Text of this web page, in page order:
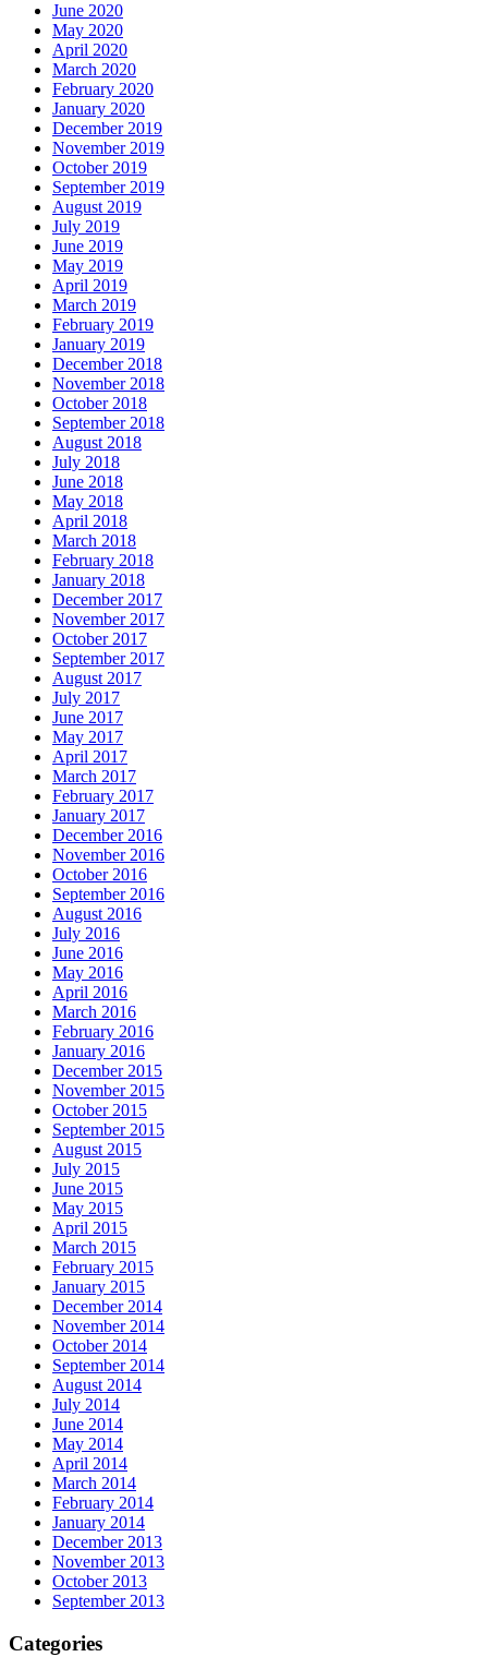
June 2020
May 2020
April 2020
March 2020
February 2020
January 2020
December 2019
November 2019
October 2019
September 2019
August 2019
July 2019
June 2019
May 2019
April 2019
March 2019
February 2019
January 2019
December 2018
November 2018
October 2018
September 2018
August 2018
July 2018
June 2018
May 2018
April 2018
March 2018
February 2018
January 2018
December 2017
November 2017
October 2017
September 2017
August 2017
July 2017
June 2017
May 2017
April 2017
March 2017
February 2017
January 2017
December 2016
November 2016
October 2016
September 2016
August 2016
July 2016
June 2016
May 2016
April 2016
March 2016
February 2016
January 2016
December 2015
November 2015
October 2015
September 2015
August 2015
July 2015
June 2015
May 2015
April 2015
March 2015
February 2015
January 2015
December 2014
November 2014
October 2014
September 2014
August 2014
July 2014
June 2014
May 2014
April 2014
March 2014
February 2014
January 2014
December 2013
November 2013
October 2013
September 2013
Categories